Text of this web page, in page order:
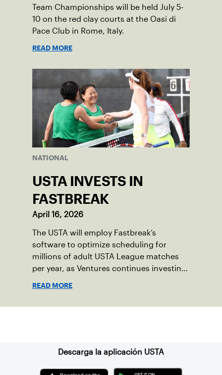
Team Championships will be held July 5-
10 on the red clay courts at the Oasi di
Pace Club in Rome, Italy.
READ MORE
NATIONAL
USTA INVESTS IN
FASTBREAK
April 16, 2026
The USTA will employ Fastbreak’s
software to optimize scheduling for
millions of adult USTA League matches
per year, as Ventures continues investing
READ MORE
Descarga la aplicación USTA